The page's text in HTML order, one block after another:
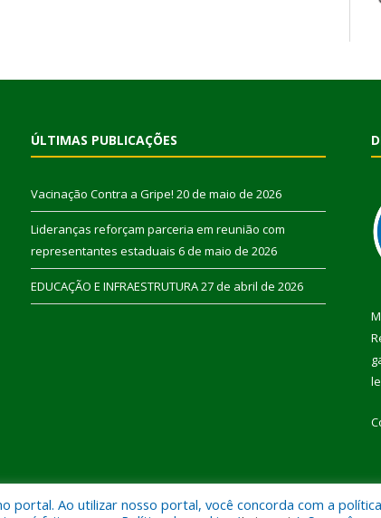
ÚLTIMAS PUBLICAÇÕES
Vacinação Contra a Gripe! 20 de maio de 2026
Lideranças reforçam parceria em reunião com
representantes estaduais 6 de maio de 2026
EDUCAÇÃO E INFRAESTRUTURA27 de abril de 2026
portal. Ao utilizar nosso portal, você concorda com a